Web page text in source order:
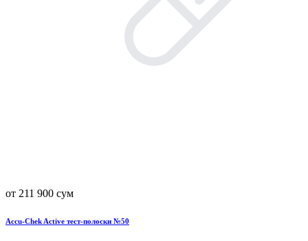
от 211 900 сум
Accu-Chek Active тест-полоски №50